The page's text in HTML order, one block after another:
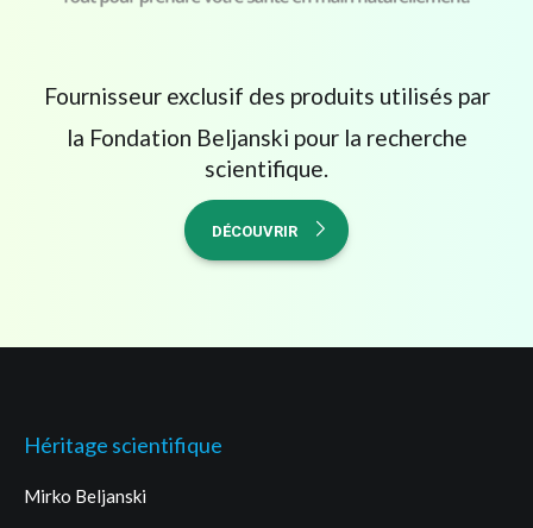
Fournisseur exclusif des produits utilisés par
la Fondation Beljanski pour la recherche
scientifique.
DÉCOUVRIR
Héritage scientifique
Mirko Beljanski